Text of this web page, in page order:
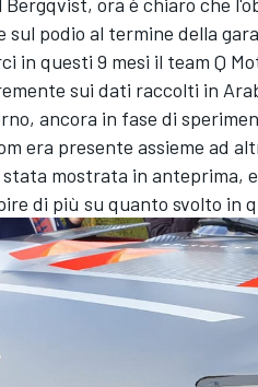
sul podio al termine della
in questi 9 mesi il team Q
sui dati raccolti in
ancora in fase di
era presente assieme ad
mostrata in anteprima,
di più su quanto svolto in